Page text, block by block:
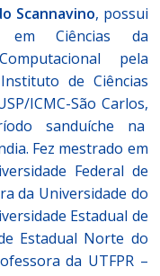
Scannavino, possui
em Ciências da
pela
de Ciências
ICMC-São Carlos,
sanduíche na
Fez mestrado em
Federal de
da Universidade do
Estadual de
Estadual Norte do
da UTFPR –